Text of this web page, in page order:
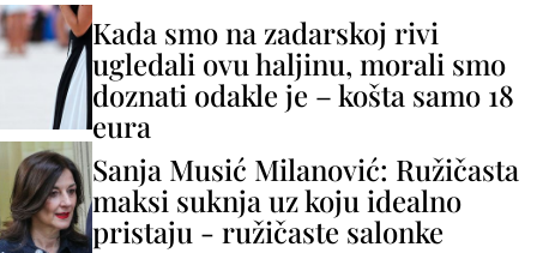
Kada smo na zadarskoj rivi
ugledali ovu haljinu, morali smo
doznati odakle je – košta samo 18
eura
Sanja Musić Milanović: Ružičasta
maksi suknja uz koju idealno
pristaju - ružičaste salonke